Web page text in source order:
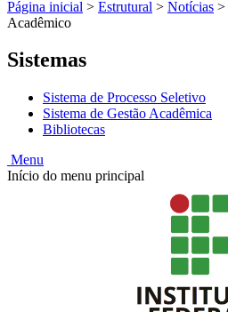
Página inicial > Estrutural > Notícias >
Acadêmico
Sistemas
Sistema de Processo Seletivo
Sistema de Gestão Acadêmica
Bibliotecas
Menu
Início do menu principal